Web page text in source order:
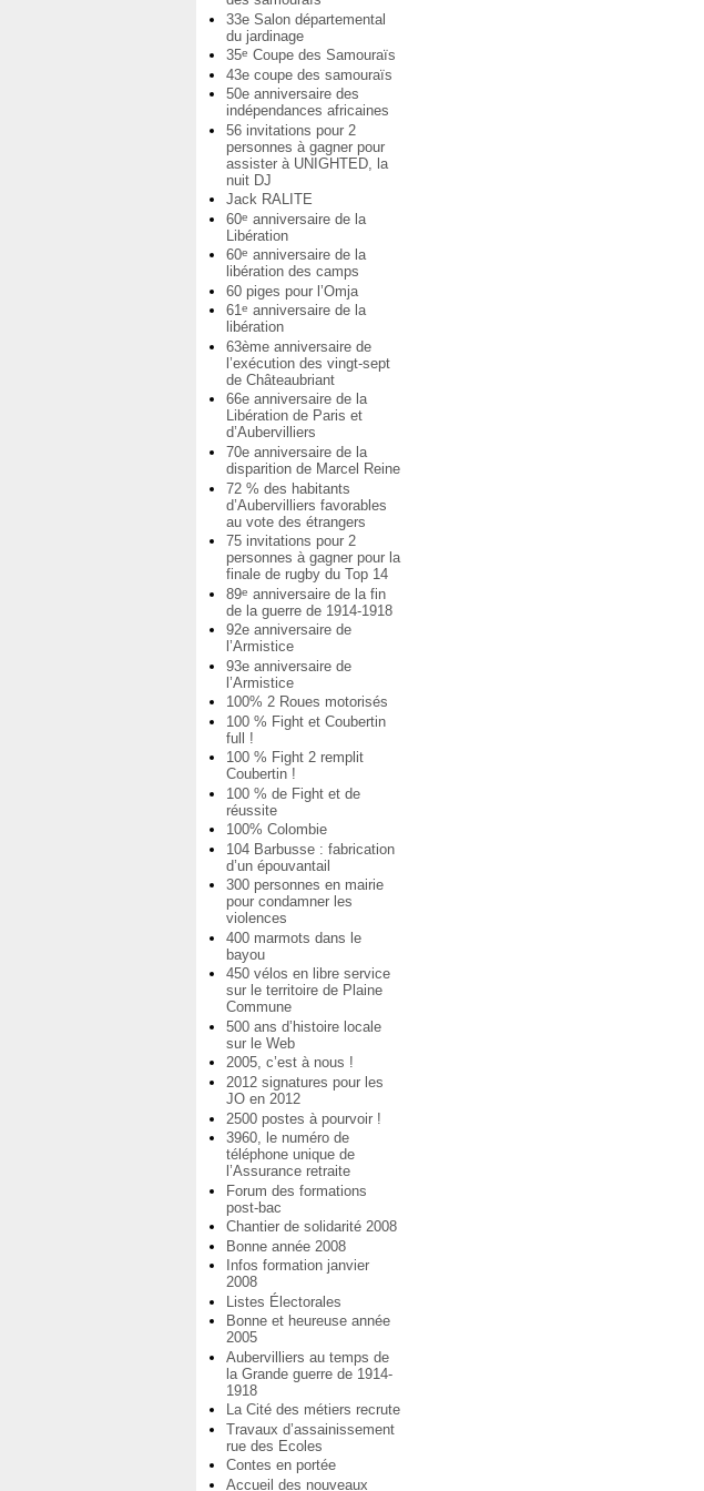
33e Salon départemental
du jardinage
35e Coupe des Samouraïs
43e coupe des samouraïs
50e anniversaire des
indépendances africaines
56 invitations pour 2
personnes à gagner pour
assister à UNIGHTED, la
nuit DJ
Jack RALITE
60e anniversaire de la
Libération
60e anniversaire de la
libération des camps
60 piges pour l’Omja
61e anniversaire de la
libération
63ème anniversaire de
l’exécution des vingt-sept
de Châteaubriant
66e anniversaire de la
Libération de Paris et
d’Aubervilliers
70e anniversaire de la
disparition de Marcel Reine
72 % des habitants
d’Aubervilliers favorables
au vote des étrangers
75 invitations pour 2
personnes à gagner pour la
finale de rugby du Top 14
89e anniversaire de la fin
de la guerre de 1914-1918
92e anniversaire de
l’Armistice
93e anniversaire de
l’Armistice
100% 2 Roues motorisés
100 % Fight et Coubertin
full !
100 % Fight 2 remplit
Coubertin !
100 % de Fight et de
réussite
100% Colombie
104 Barbusse : fabrication
d’un épouvantail
300 personnes en mairie
pour condamner les
violences
400 marmots dans le
bayou
450 vélos en libre service
sur le territoire de Plaine
Commune
500 ans d’histoire locale
sur le Web
2005, c’est à nous !
2012 signatures pour les
JO en 2012
2500 postes à pourvoir !
3960, le numéro de
téléphone unique de
l’Assurance retraite
Forum des formations
post-bac
Chantier de solidarité 2008
Bonne année 2008
Infos formation janvier
2008
Listes Électorales
Bonne et heureuse année
2005
Aubervilliers au temps de
la Grande guerre de 1914-
1918
La Cité des métiers recrute
Travaux d’assainissement
rue des Ecoles
Contes en portée
Accueil des nouveaux